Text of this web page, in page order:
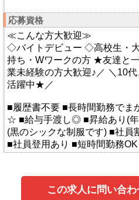
応募資格
≪こんな方大歓迎≫
◇バイトデビュー ◇高校生・
持ち・Wワークの方 ★友達と
業未経験の方大歓迎♪／ ＼10
活躍中★／
■履歴書不要 ■長時間勤務でま
☆ ■給与手渡し◎ ■昇給あり(
(黒のシックな制服です) ■社員
■社員登用あり ■短時間勤務
この求人に問い合